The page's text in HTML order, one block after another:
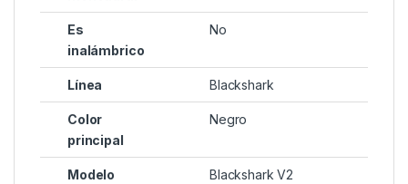
Es
inalámbrico
No
Línea Blackshark
Color
principal
Negro
Modelo Blackshark V2